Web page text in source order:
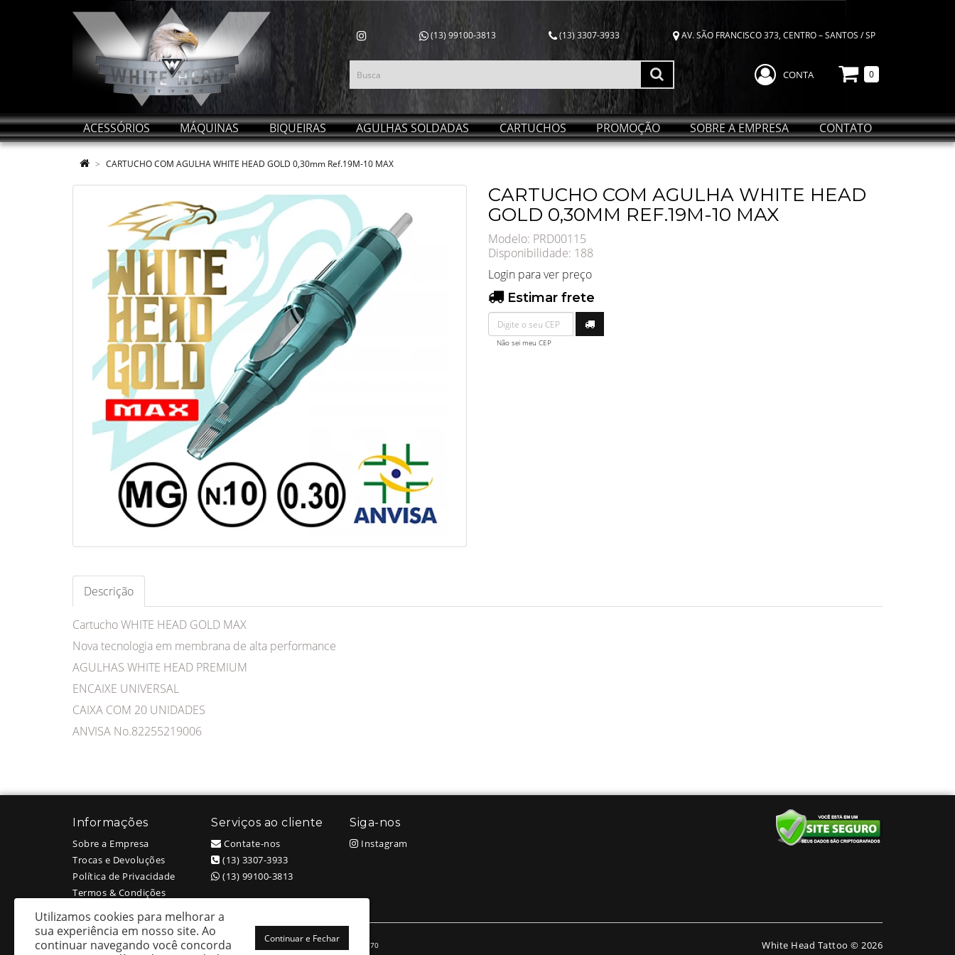
(13) 99100-3813 (13) 3307-3933 AV. SÃO FRANCISCO 373, CENTRO – SANTOS / SP
CONTA 0
ACESSÓRIOS MÁQUINAS BIQUEIRAS AGULHAS SOLDADAS CARTUCHOS PROMOÇÃO SOBRE A EMPRESA CONTATO
CARTUCHO COM AGULHA WHITE HEAD GOLD 0,30mm Ref.19M-10 MAX
CARTUCHO COM AGULHA WHITE HEAD
GOLD 0,30MM REF.19M-10 MAX
Modelo: PRD00115
Disponibilidade: 188
Login para ver preço
Estimar frete
Não sei meu CEP
Descrição
Cartucho WHITE HEAD GOLD MAX
Nova tecnologia em membrana de alta performance
AGULHAS WHITE HEAD PREMIUM
ENCAIXE UNIVERSAL
CAIXA COM 20 UNIDADES
ANVISA No.82255219006
Informações
Sobre a Empresa
Trocas e Devoluções
Política de Privacidade
Termos & Condições
Serviços ao cliente
Contate-nos
(13) 3307-3933
(13) 99100-3813
Siga-nos
Instagram
White Head Tattoo (Wellington Ricardo Kudlinski EPP) - CNPJ: 09.635.966/0001-70 White Head Tattoo © 2026
Utilizamos cookies para melhorar a
sua experiência em nosso site. Ao
continuar navegando você concorda
Continuar e Fechar